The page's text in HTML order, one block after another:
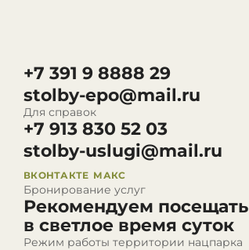
+7 391 9 8888 29
stolby-epo@mail.ru
Для справок
+7 913 830 52 03
stolby-uslugi@mail.ru
ВКОНТАКТЕ МАКС
Бронирование услуг
Рекомендуем посещать
в светлое время суток
Режим работы территории нацпарка